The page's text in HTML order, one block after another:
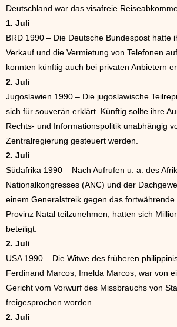
Deutschland war das visafreie
1. Juli
BRD 1990 – Die Deutsche Bundespost hatte
Verkauf und die Vermietung von Telefonen
konnten künftig auch bei privaten Anbietern
2. Juli
Jugoslawien 1990 – Die jugoslawische
sich für souverän erklärt. Künftig sollte ihre
Rechts- und Informationspolitik unabhängig
Zentralregierung gesteuert werden.
2. Juli
Südafrika 1990 – Nach Aufrufen u. a. des
Nationalkongresses (ANC) und der
einem Generalstreik gegen das
Provinz Natal teilzunehmen, hatten sich
beteiligt.
2. Juli
USA 1990 – Die Witwe des früheren
Ferdinand Marcos, Imelda Marcos, war von
Gericht vom Vorwurf des Missbrauchs von
freigesprochen worden.
2. Juli